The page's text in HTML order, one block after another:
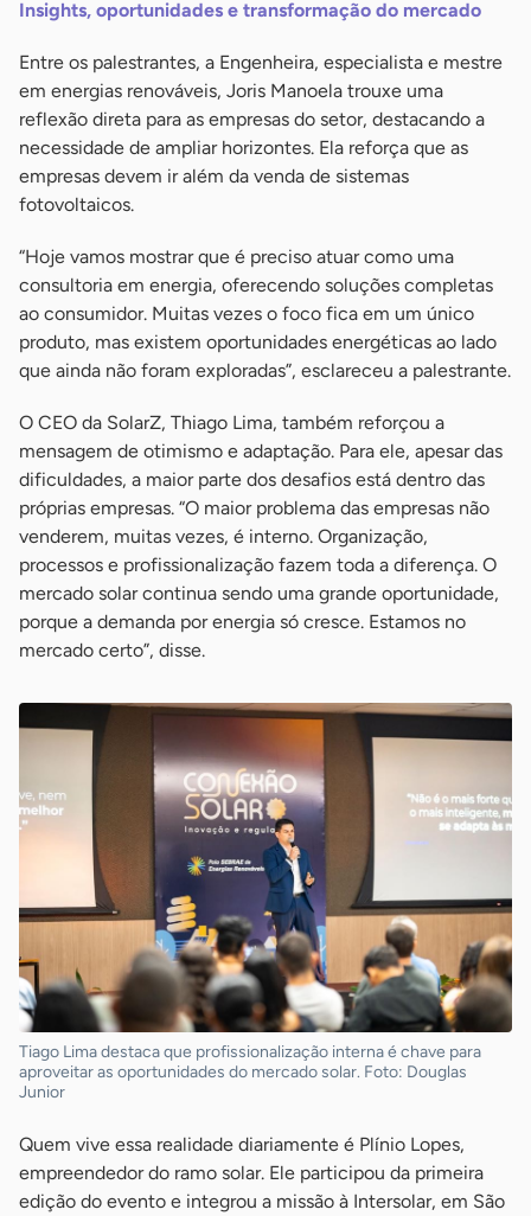
Insights, oportunidades e transformação do mercado
Entre os palestrantes, a Engenheira, especialista e mestre
em energias renováveis, Joris Manoela trouxe uma
reflexão direta para as empresas do setor, destacando a
necessidade de ampliar horizontes. Ela reforça que as
empresas devem ir além da venda de sistemas
fotovoltaicos.
“Hoje vamos mostrar que é preciso atuar como uma
consultoria em energia, oferecendo soluções completas
ao consumidor. Muitas vezes o foco fica em um único
produto, mas existem oportunidades energéticas ao lado
que ainda não foram exploradas”, esclareceu a palestrante.
O CEO da SolarZ, Thiago Lima, também reforçou a
mensagem de otimismo e adaptação. Para ele, apesar das
dificuldades, a maior parte dos desafios está dentro das
próprias empresas. “O maior problema das empresas não
venderem, muitas vezes, é interno. Organização,
processos e profissionalização fazem toda a diferença. O
mercado solar continua sendo uma grande oportunidade,
porque a demanda por energia só cresce. Estamos no
mercado certo”, disse.
Tiago Lima destaca que profissionalização interna é chave para
aproveitar as oportunidades do mercado solar. Foto: Douglas
Junior
Quem vive essa realidade diariamente é Plínio Lopes,
empreendedor do ramo solar. Ele participou da primeira
edição do evento e integrou a missão à Intersolar, em São